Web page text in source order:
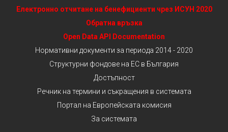
Електронно отчитане на бенефициенти чрез ИСУН 2020
Обратна връзка
Open Data API Documentation
Нормативни документи за периода 2014 - 2020
Структурни фондове на ЕС в България
Достъпност
Речник на термини и съкращения в системата
Портал на Европейската комисия
За системата